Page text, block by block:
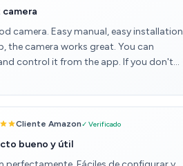
camera
camera. Easy manual, easy installation
the camera works great. You can
control it from the app. If you don't
disc, you can record and save on your
wish. In any case, you can watch
card. The app will send you
if a movement is detected (we
watch over our dog, so it happens a
good purchase
Cliente Amazon✓ Verificado
bueno y útil